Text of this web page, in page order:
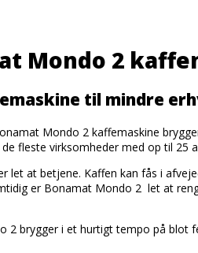
Mondo 2
til mindre
Mondo 2 kaffemaskine
fleste virksomheder med op til 25
let at betjene. Kaffen kan fås i
er Bonamat Mondo 2 let at
2 brygger i et hurtigt tempo på blot